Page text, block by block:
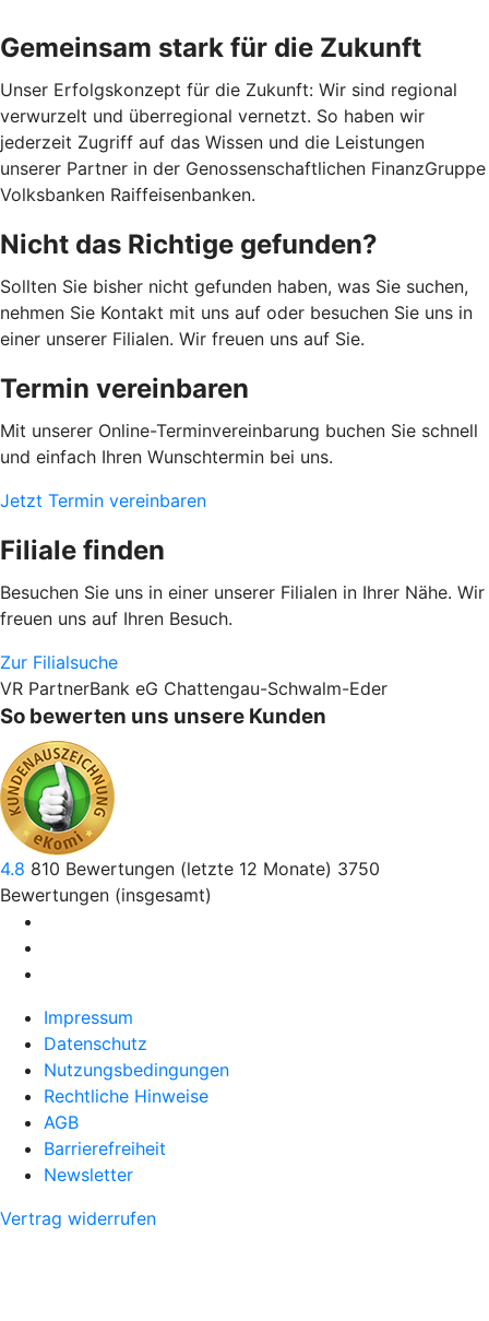
Gemeinsam stark für die Zukunft
Unser Erfolgskonzept für die Zukunft: Wir sind regional
verwurzelt und überregional vernetzt. So haben wir
jederzeit Zugriff auf das Wissen und die Leistungen
unserer Partner in der Genossenschaftlichen FinanzGruppe
Volksbanken Raiffeisenbanken.
Nicht das Richtige gefunden?
Sollten Sie bisher nicht gefunden haben, was Sie suchen,
nehmen Sie Kontakt mit uns auf oder besuchen Sie uns in
einer unserer Filialen. Wir freuen uns auf Sie.
Termin vereinbaren
Mit unserer Online-Terminvereinbarung buchen Sie schnell
und einfach Ihren Wunschtermin bei uns.
Jetzt Termin vereinbaren
Filiale finden
Besuchen Sie uns in einer unserer Filialen in Ihrer Nähe. Wir
freuen uns auf Ihren Besuch.
Zur Filialsuche
VR PartnerBank eG Chattengau-Schwalm-Eder
So bewerten uns unsere Kunden
4.8 810 Bewertungen (letzte 12 Monate) 3750
Bewertungen (insgesamt)
Impressum
Datenschutz
Nutzungsbedingungen
Rechtliche Hinweise
AGB
Barrierefreiheit
Newsletter
Vertrag widerrufen